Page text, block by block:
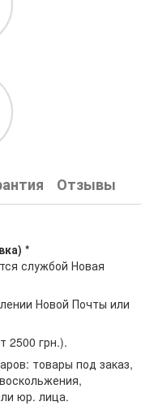
Отзывы
*
службой Новая
Новой Почты или
2500 грн.).
товары под заказ,
юр. лица.